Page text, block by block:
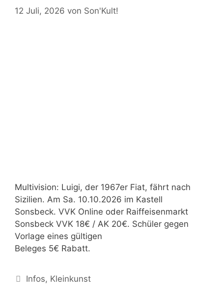
12 Juli, 2026 von Son'Kult!
Multivision: Luigi, der 1967er Fiat, fährt nach
Sizilien. Am Sa. 10.10.2026 im Kastell
Sonsbeck. VVK Online oder Raiffeisenmarkt
Sonsbeck VVK 18€ / AK 20€. Schüler gegen
Vorlage eines gültigen
Beleges 5€ Rabatt.
Kategorien
Infos, Kleinkunst